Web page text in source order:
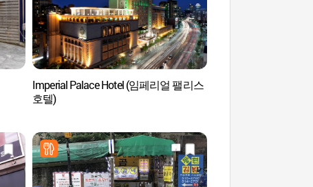
Imperial Palace Hotel (임페리얼 팰리스
호텔)